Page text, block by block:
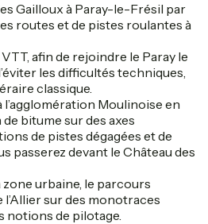
des Gailloux à Paray-le-Frésil par
routes et de pistes roulantes à
afin de rejoindre le Paray le
les difficultés techniques,
classique.
l’agglomération Moulinoise en
bitume sur des axes
de pistes dégagées et de
passerez devant le Château des
zone urbaine, le parcours
l’Allier sur des monotraces
notions de pilotage.